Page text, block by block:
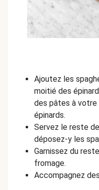
Ajoutez les
moitié des
des pâtes à votre
épinards.
Servez le reste
déposez-y les
Garnissez du
fromage.
Accompagnez